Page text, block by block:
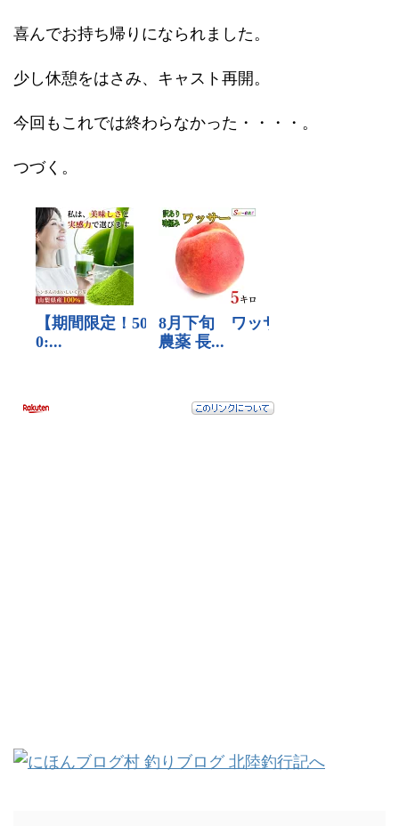
喜んでお持ち帰りになられました。
少し休憩をはさみ、キャスト再開。
今回もこれでは終わらなかった・・・・。
つづく。